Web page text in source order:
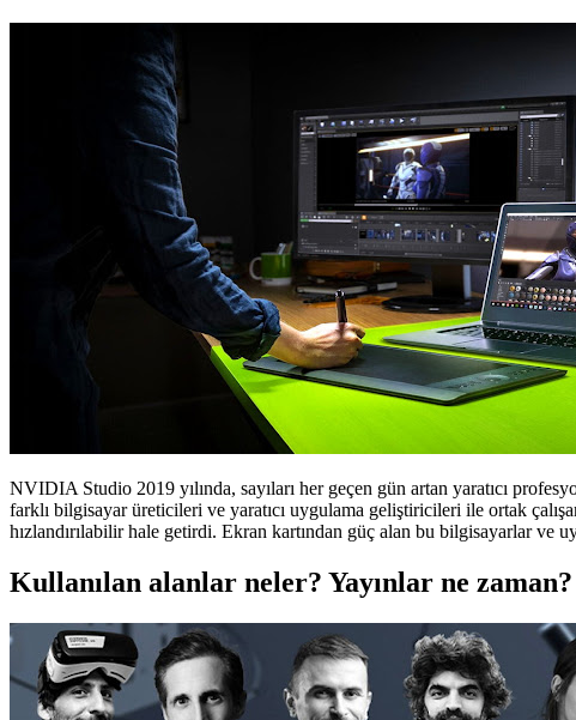
NVIDIA Studio 2019 yılında, sayıları her geçen gün artan yaratıcı
farklı bilgisayar üreticileri ve yaratıcı uygulama geliştiricileri ile ortak
hızlandırılabilir hale getirdi. Ekran kartından güç alan bu bilgisayarlar ve
Kullanılan alanlar neler? Yayınlar ne